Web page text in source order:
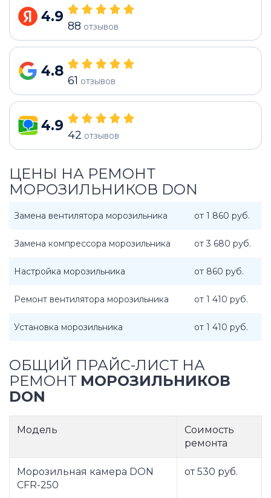
4.9
88 отзывов
4.8
61 отзывов
4.9
42 отзывов
ЦЕНЫ НА РЕМОНТ
МОРОЗИЛЬНИКОВ DON
Замена вентилятора морозильника от 1 860 руб.
Замена компрессора морозильника от 3 680 руб.
Настройка морозильника от 860 руб.
Ремонт вентилятора морозильника от 1 410 руб.
Установка морозильника от 1 410 руб.
ОБЩИЙ ПРАЙС-ЛИСТ НА
РЕМОНТ МОРОЗИЛЬНИКОВ
DON
Модель
Соимость
ремонта
Морозильная камера DON
CFR-250
от 530 руб.